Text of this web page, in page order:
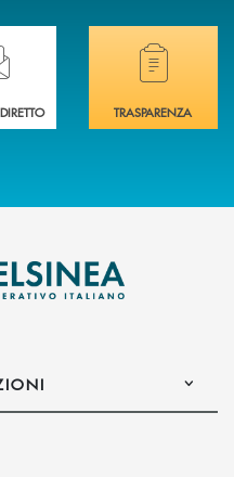
filiali .
immediata? Contattaci!
Hai bisogno di
TRASPARENZA